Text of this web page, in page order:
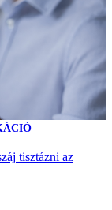
tisztázni az